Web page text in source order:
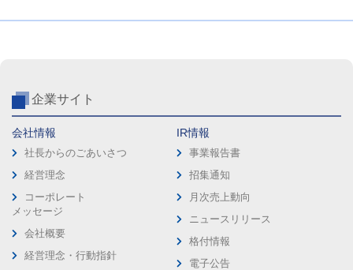
企業サイト
会社情報
社長からのごあいさつ
経営理念
コーポレート
メッセージ
会社概要
経営理念・行動指針
IR情報
事業報告書
招集通知
月次売上動向
ニュースリリース
格付情報
電子公告